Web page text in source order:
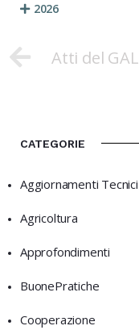
2026
Atti del GAL
CATEGORIE
Aggiornamenti Tecnici
Agricoltura
Approfondimenti
BuonePratiche
Cooperazione